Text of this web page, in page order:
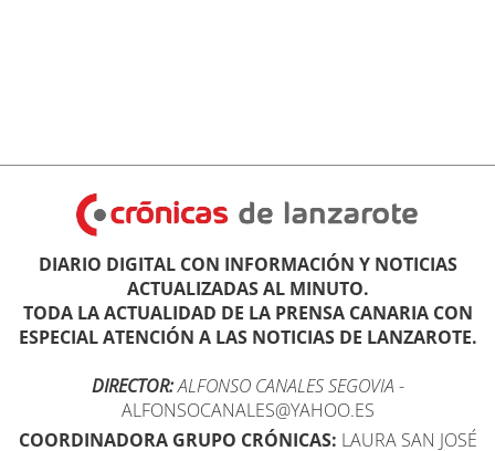
DIARIO DIGITAL CON INFORMACIÓN Y NOTICIAS
ACTUALIZADAS AL MINUTO.
TODA LA ACTUALIDAD DE LA PRENSA CANARIA CON
ESPECIAL ATENCIÓN A LAS NOTICIAS DE LANZAROTE.
DIRECTOR:ALFONSO CANALES SEGOVIA -
ALFONSOCANALES@YAHOO.ES
COORDINADORA GRUPO CRÓNICAS: LAURA SAN JOSÉ